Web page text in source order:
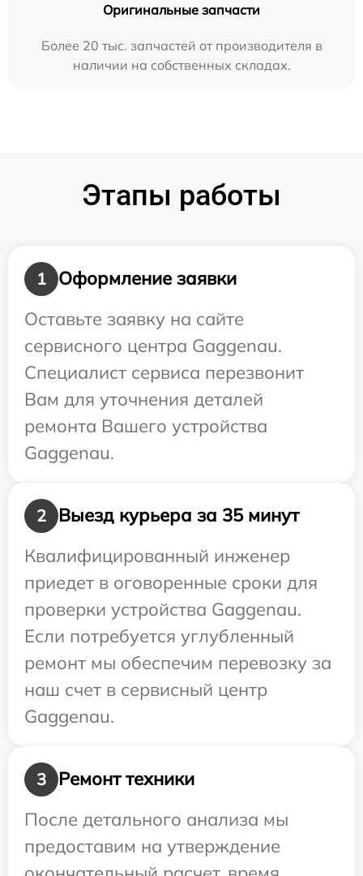
Оригинальные запчасти
Более 20 тыс. запчастей от производителя в
наличии на собственных складах.
Этапы работы
1
Оформление заявки
Оставьте заявку на сайте
сервисного центра Gaggenau.
Специалист сервиса перезвонит
Вам для уточнения деталей
ремонта Вашего устройства
Gaggenau.
2
Выезд курьера за 35 минут
Квалифицированный инженер
приедет в оговоренные сроки для
проверки устройства Gaggenau.
Если потребуется углубленный
ремонт мы обеспечим перевозку за
наш счет в сервисный центр
Gaggenau.
3
Ремонт техники
После детального анализа мы
предоставим на утверждение